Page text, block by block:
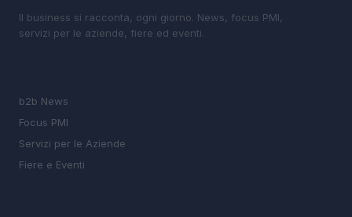
Il business si racconta, ogni giorno. News, focus PMI,
servizi per le aziende, fiere ed eventi.
b2b News
Focus PMI
Servizi per le Aziende
Fiere e Eventi